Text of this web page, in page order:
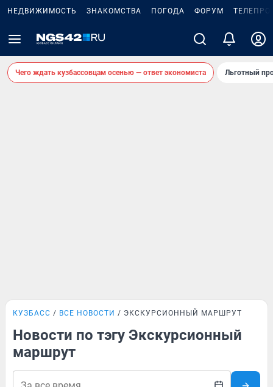
НЕДВИЖИМОСТЬ ЗНАКОМСТВА ПОГОДА ФОРУМ
Чего ждать кузбассовцам осенью — ответ экономиста Льготный
КУЗБАСС ВСЕ НОВОСТИ ЭКСКУРСИОННЫЙ МАРШРУТ
Новости по тэгу Экскурсионный
маршрут